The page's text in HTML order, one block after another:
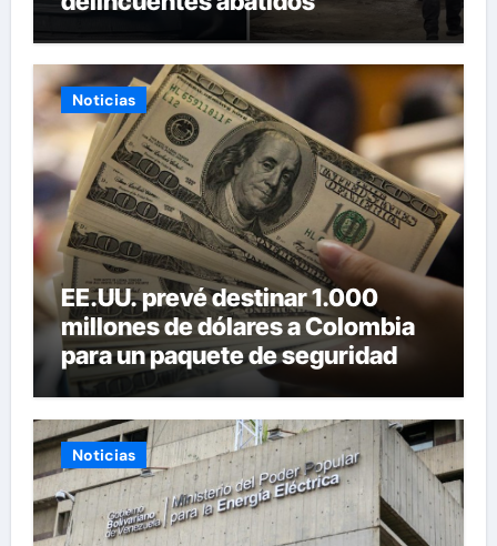
Noticias
EE.UU. prevé destinar 1.000
millones de dólares a Colombia
para un paquete de seguridad
Noticias